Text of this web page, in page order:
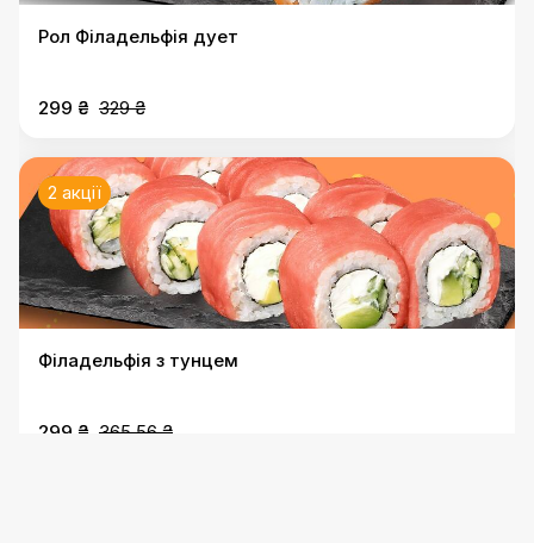
Рол Філадельфія дует
299 ₴ 329 ₴
2 акції
Філадельфія з тунцем
299 ₴ 365.56 ₴